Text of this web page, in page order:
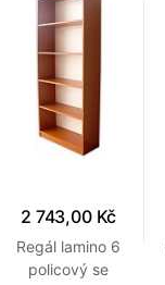
2 743,00 Kč
Regál lamino 6
policový se